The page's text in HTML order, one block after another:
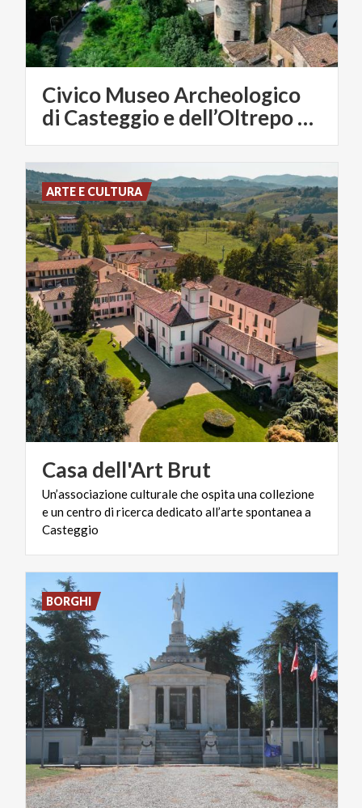
Civico Museo Archeologico
di Casteggio e dell’Oltrepo Pavese
Casa dell'Art Brut
Un’associazione culturale che ospita una collezione
e un centro di ricerca dedicato all’arte spontanea a
Casteggio
ARTE E CULTURA
BORGHI